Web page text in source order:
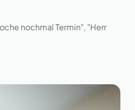
nochmal Termin", "Herr